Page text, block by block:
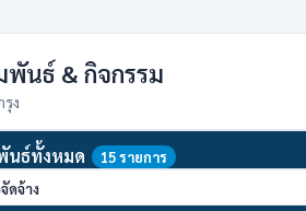
พันธ์ & กิจกรรม
ง
นธ์ทั้งหมด 15 รายการ